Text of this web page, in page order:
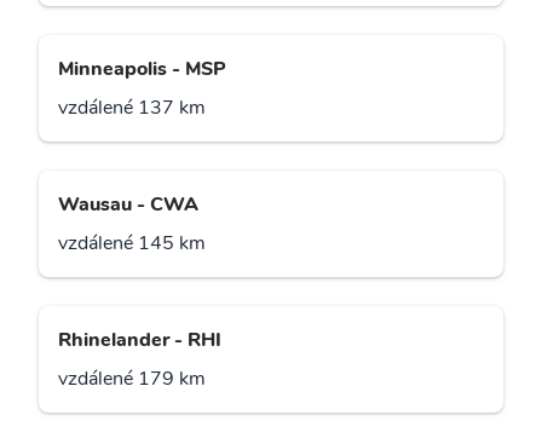
Minneapolis - MSP
vzdálené 137 km
Wausau - CWA
vzdálené 145 km
Rhinelander - RHI
vzdálené 179 km